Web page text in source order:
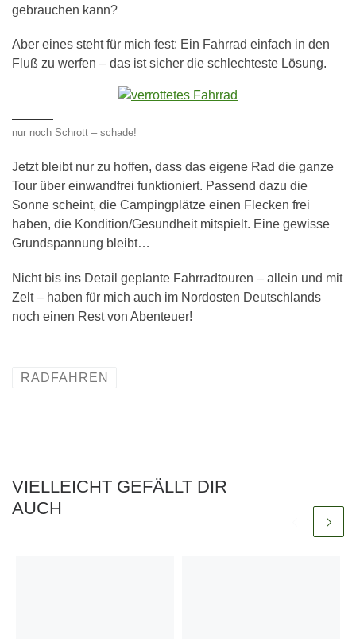
gebrauchen kann?
Aber eines steht für mich fest: Ein Fahrrad einfach in den
Fluß zu werfen – das ist sicher die schlechteste Lösung.
nur noch Schrott – schade!
Jetzt bleibt nur zu hoffen, dass das eigene Rad die ganze
Tour über einwandfrei funktioniert. Passend dazu die
Sonne scheint, die Campingplätze einen Flecken frei
haben, die Kondition/Gesundheit mitspielt. Eine gewisse
Grundspannung bleibt…
Nicht bis ins Detail geplante Fahrradtouren – allein und mit
Zelt – haben für mich auch im Nordosten Deutschlands
noch einen Rest von Abenteuer!
RADFAHREN
VIELLEICHT GEFÄLLT DIR
AUCH